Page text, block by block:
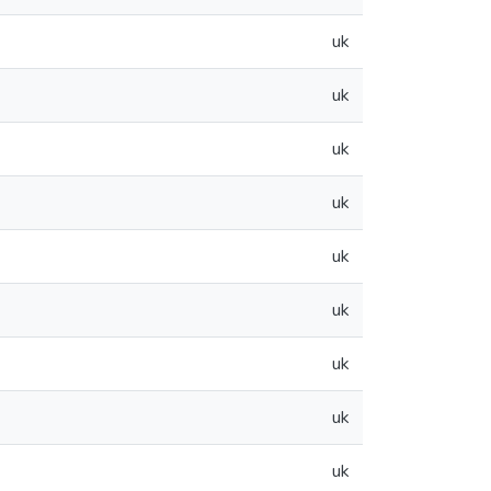
uk
uk
uk
uk
uk
uk
uk
uk
uk